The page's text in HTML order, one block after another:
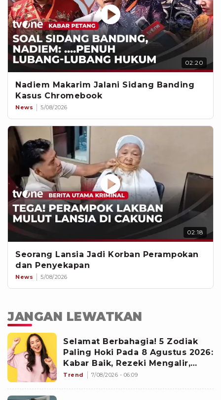
02:20
Nadiem Makarim Jalani Sidang Banding
Kasus Chromebook
News 5/08/2026
02:18
Seorang Lansia Jadi Korban Perampokan
dan Penyekapan
News 5/08/2026
JANGAN LEWATKAN
Selamat Berbahagia! 5 Zodiak
Paling Hoki Pada 8 Agustus 2026:
Kabar Baik, Rezeki Mengalir,
Peluang Baru Berdatangan
Trend 7/08/2026 - 06:09